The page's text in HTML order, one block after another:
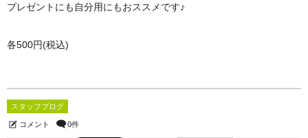
プレゼントにも自分用にもおススメです♪
各500円(税込)
スタッフブログ
コメント 0件